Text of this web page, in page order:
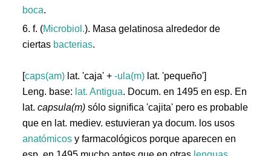
boca.
6. f. (Microbiol.). Masa gelatinosa alrededor de
ciertas bacterias.
[caps(am) lat. 'caja' +-ula(m) lat. 'pequeño']
Leng. base: lat. Antigua. Docum. en 1495 en esp. En
lat.capsula(m) sólo significa 'cajita' pero es probable
que en lat. mediev. estuvieran ya docum. los usos
anatómicos y farmacológicos porque aparecen en